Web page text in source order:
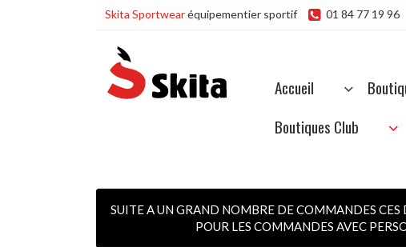
Skita Sportwearéquipementier sportif 01 84 77 19 96
Accueil
Boutiques Club
SUITE A UN GRAND NOMBRE DE COMMANDES
POUR LES COMMANDES AVEC